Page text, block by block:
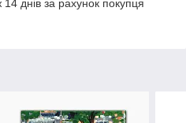
днів за рахунок покупця